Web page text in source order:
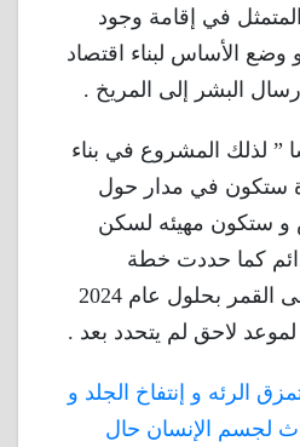
في إقامة وجود
الأساس لبناء اقتصاد
البشر إلى المريخ .
” لذلك المشروع في بناء
ستكون في مدار حول
و ستكون مهيئه لسكن
كما حددت خطة
لإرسال رواد فضاء إلى القمر بحلول عام 2024
لموعد لاحق لم يتحدد بعد .
الرئه و إنتفاخ الجلد و
لجسم الإنسان حال